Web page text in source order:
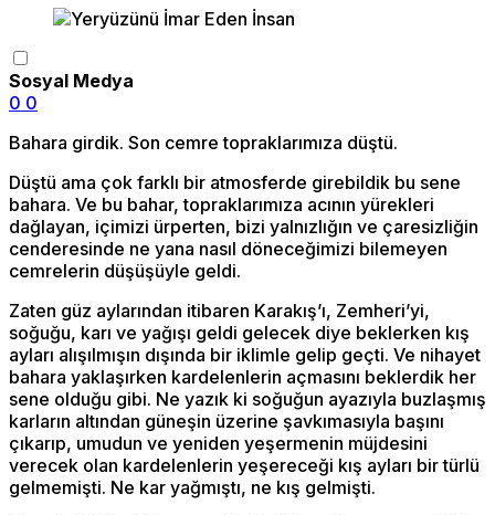
Sosyal Medya
0 0
Bahara girdik. Son cemre topraklarımıza düştü.
Düştü ama çok farklı bir atmosferde girebildik bu sene
bahara. Ve bu bahar, topraklarımıza acının yürekleri
dağlayan, içimizi ürperten, bizi yalnızlığın ve çaresizliğin
cenderesinde ne yana nasıl döneceğimizi bilemeyen
cemrelerin düşüşüyle geldi.
Zaten güz aylarından itibaren Karakış’ı, Zemheri’yi,
soğuğu, karı ve yağışı geldi gelecek diye beklerken kış
ayları alışılmışın dışında bir iklimle gelip geçti. Ve nihayet
bahara yaklaşırken kardelenlerin açmasını beklerdik her
sene olduğu gibi. Ne yazık ki soğuğun ayazıyla buzlaşmış
karların altından güneşin üzerine şavkımasıyla başını
çıkarıp, umudun ve yeniden yeşermenin müjdesini
verecek olan kardelenlerin yeşereceği kış ayları bir türlü
gelmemişti. Ne kar yağmıştı, ne kış gelmişti.